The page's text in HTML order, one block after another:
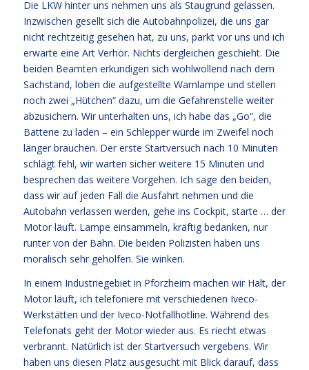
Die LKW hinter uns nehmen uns als Staugrund gelassen.
Inzwischen gesellt sich die Autobahnpolizei, die uns gar
nicht rechtzeitig gesehen hat, zu uns, parkt vor uns und ich
erwarte eine Art Verhör. Nichts dergleichen geschieht. Die
beiden Beamten erkundigen sich wohlwollend nach dem
Sachstand, loben die aufgestellte Warnlampe und stellen
noch zwei „Hütchen“ dazu, um die Gefahrenstelle weiter
abzusichern. Wir unterhalten uns, ich habe das „Go“, die
Batterie zu laden – ein Schlepper würde im Zweifel noch
länger brauchen. Der erste Startversuch nach 10 Minuten
schlägt fehl, wir warten sicher weitere 15 Minuten und
besprechen das weitere Vorgehen. Ich sage den beiden,
dass wir auf jeden Fall die Ausfahrt nehmen und die
Autobahn verlassen werden, gehe ins Cockpit, starte … der
Motor läuft. Lampe einsammeln, kräftig bedanken, nur
runter von der Bahn. Die beiden Polizisten haben uns
moralisch sehr geholfen. Sie winken.
In einem Industriegebiet in Pforzheim machen wir Halt, der
Motor läuft, ich telefoniere mit verschiedenen Iveco-
Werkstätten und der Iveco-Notfallhotline. Während des
Telefonats geht der Motor wieder aus. Es riecht etwas
verbrannt. Natürlich ist der Startversuch vergebens. Wir
haben uns diesen Platz ausgesucht mit Blick darauf, dass